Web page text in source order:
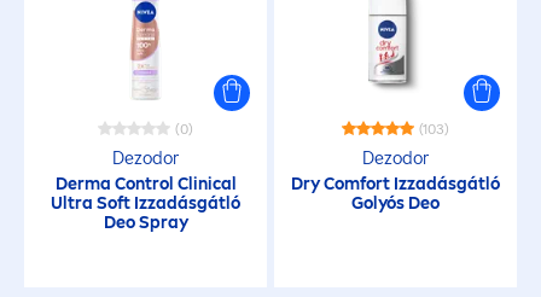
(0)
Dezodor
Derma Control Clinical
Ultra Soft Izzadásgátló
Deo Spray
(103)
Dezodor
Dry Comfort Izzadásgátló
Golyós Deo